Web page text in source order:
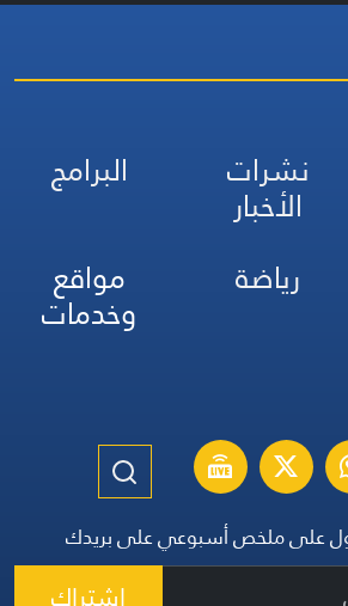
نشرات
الأخبار
البرامج
رياضة مواقع
وخدمات
على ملخص أسبوعي على بريدك